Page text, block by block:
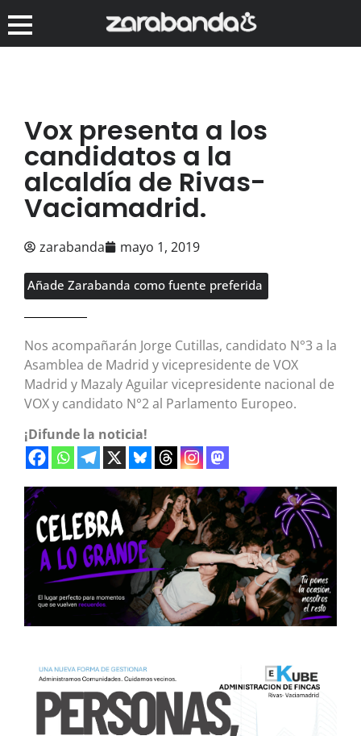
Vox presenta a los
candidatos a la
alcaldía de Rivas-
Vaciamadrid.
zarabanda mayo 1, 2019
Añade Zarabanda como fuente preferida
Nos acompañarán Jorge Cutillas, candidato N°3 a la
Asamblea de Madrid y vicepresidente de VOX
Madrid y Mazaly Aguilar vicepresidente nacional de
VOX y candidato N°2 al Parlamento Europeo.
¡Difunde la noticia!